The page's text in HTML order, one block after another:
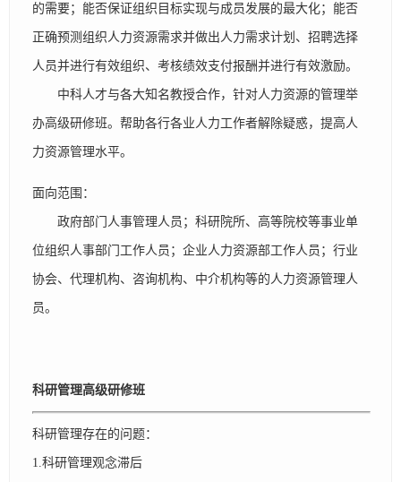
的需要；能否保证组织目标实现与成员发展的最大化；能否
正确预测组织人力资源需求并做出人力需求计划、招聘选择
人员并进行有效组织、考核绩效支付报酬并进行有效激励。
中科人才与各大知名教授合作，针对人力资源的管理举
办高级研修班。帮助各行各业人力工作者解除疑惑，提高人
力资源管理水平。
面向范围：
政府部门人事管理人员；科研院所、高等院校等事业单
位组织人事部门工作人员；企业人力资源部工作人员；行业
协会、代理机构、咨询机构、中介机构等的人力资源管理人
员。
科研管理高级研修班
科研管理存在的问题：
1.科研管理观念滞后